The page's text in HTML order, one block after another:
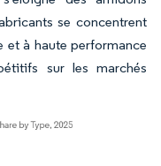
se concentrent
et à haute performance
sur les marchés